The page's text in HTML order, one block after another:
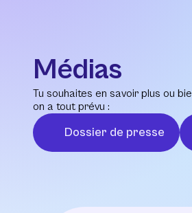
Médias
Tu souhaites en savoir plus ou
on a tout prévu :
Dossier de presse